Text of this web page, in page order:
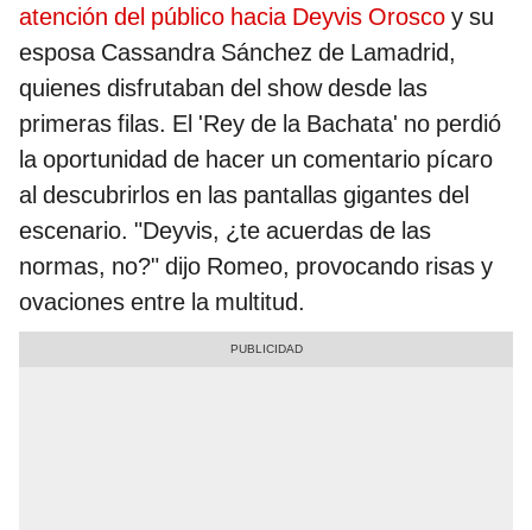
atención del público hacia Deyvis Orosco y su
esposa Cassandra Sánchez de Lamadrid,
quienes disfrutaban del show desde las
primeras filas. El 'Rey de la Bachata' no perdió
la oportunidad de hacer un comentario pícaro
al descubrirlos en las pantallas gigantes del
escenario. "Deyvis, ¿te acuerdas de las
normas, no?" dijo Romeo, provocando risas y
ovaciones entre la multitud.